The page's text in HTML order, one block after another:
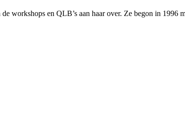
workshops en QLB’s aan haar over. Ze begon in 1996